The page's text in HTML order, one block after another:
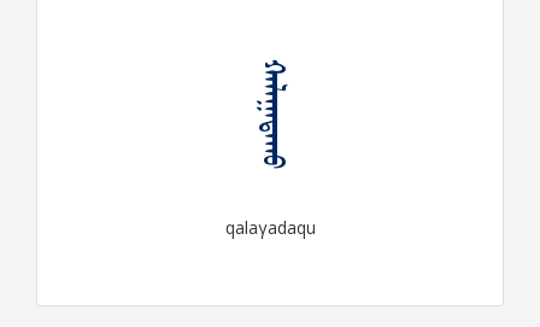
ᠬᠠᠯᠠᠭᠠᠳᠠᠬᠤ
qalaγadaqu